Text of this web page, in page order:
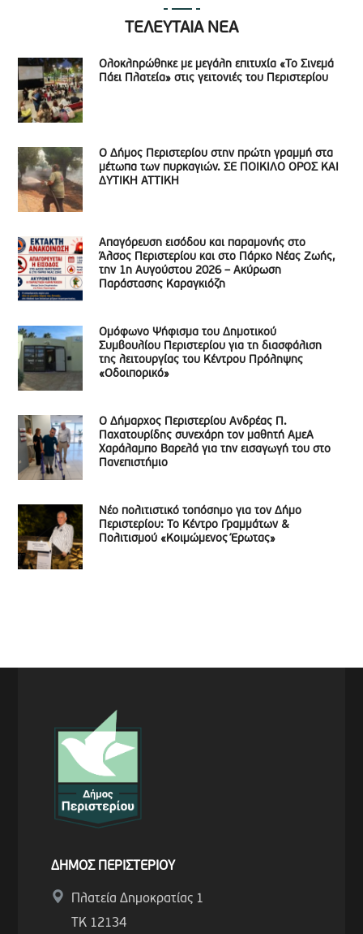
ΤΕΛΕΥΤΑΙΑ ΝΕΑ
Ολοκληρώθηκε με μεγάλη επιτυχία «Το Σινεμά
Πάει Πλατεία» στις γειτονιές του Περιστερίου
Ο Δήμος Περιστερίου στην πρώτη γραμμή στα
μέτωπα των πυρκαγιών. ΣΕ ΠΟΙΚΙΛΟ ΟΡΟΣ ΚΑΙ
ΔΥΤΙΚΗ ΑΤΤΙΚΗ
Απαγόρευση εισόδου και παραμονής στο
Άλσος Περιστερίου και στο Πάρκο Νέας Ζωής,
την 1η Αυγούστου 2026 – Ακύρωση
Παράστασης Καραγκιόζη
Ομόφωνο Ψήφισμα του Δημοτικού
Συμβουλίου Περιστερίου για τη διασφάλιση
της λειτουργίας του Κέντρου Πρόληψης
«Οδοιπορικό»
Ο Δήμαρχος Περιστερίου Ανδρέας Π.
Παχατουρίδης συνεχάρη τον μαθητή ΑμεΑ
Χαράλαμπο Βαρελά για την εισαγωγή του στο
Πανεπιστήμιο
Νέο πολιτιστικό τοπόσημο για τον Δήμο
Περιστερίου: Το Κέντρο Γραμμάτων &
Πολιτισμού «Κοιμώμενος Έρωτας»
ΔΗΜΟΣ ΠΕΡΙΣΤΕΡΙΟΥ
Πλατεία Δημοκρατίας 1
ΤΚ 12134